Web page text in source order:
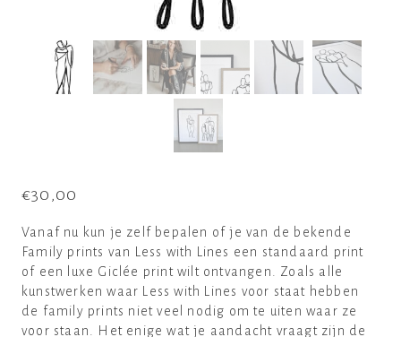
€30,00
Vanaf nu kun je zelf bepalen of je van de bekende
Family prints van Less with Lines een standaard print
of een luxe Giclée print wilt ontvangen. Zoals alle
kunstwerken waar Less with Lines voor staat hebben
de family prints niet veel nodig om te uiten waar ze
voor staan. Het enige wat je aandacht vraagt zijn de